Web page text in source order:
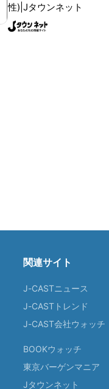
性)|Jタウンネット
関連サイト
J-CASTニュース
J-CASTトレンド
J-CAST会社ウォッチ
BOOKウォッチ
東京バーゲンマニア
Jタウンネット